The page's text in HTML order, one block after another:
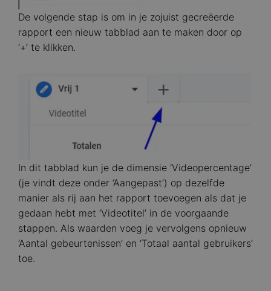
De volgende stap is om in je zojuist gecreëerde
rapport een nieuw tabblad aan te maken door op
‘+’ te klikken.
Image
In dit tabblad kun je de dimensie ‘Videopercentage’
(je vindt deze onder ‘Aangepast’) op dezelfde
manier als rij aan het rapport toevoegen als dat je
gedaan hebt met ‘Videotitel’ in de voorgaande
stappen. Als waarden voeg je vervolgens opnieuw
‘Aantal gebeurtenissen’ en ‘Totaal aantal gebruikers’
toe.